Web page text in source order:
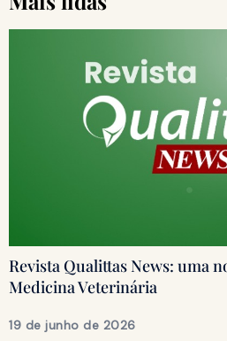
Revista Qualittas News: uma
Medicina Veterinária
19 de junho de 2026